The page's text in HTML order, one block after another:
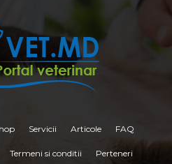
Servicii Articole FAQ
Termeni si conditii Perteneri